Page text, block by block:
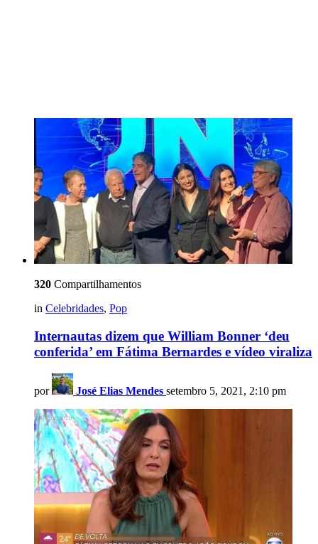
320 Compartilhamentos
in Celebridades, Pop
Internautas dizem que William Bonner ‘deu
conferida’ em Fátima Bernardes e vídeo viraliza
por José Elias Mendes setembro 5, 2021, 2:10 pm